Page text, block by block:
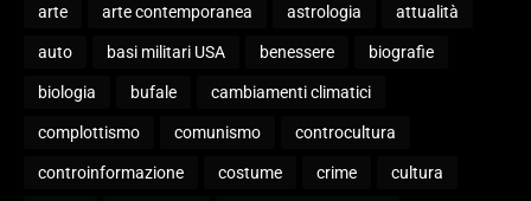
arte arte contemporanea astrologia attualità
auto basi militari USA benessere biografie
biologia bufale cambiamenti climatici
complottismo comunismo controcultura
controinformazione costume crime cultura